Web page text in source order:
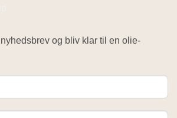
og bliv klar til en olie-